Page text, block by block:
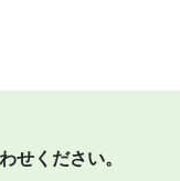
せください。